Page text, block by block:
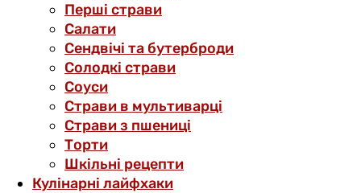
Перші страви
Салати
Сендвічі та бутерброди
Солодкі страви
Соуси
Страви в мультиварці
Страви з пшениці
Торти
Шкільні рецепти
Кулінарні лайфхаки